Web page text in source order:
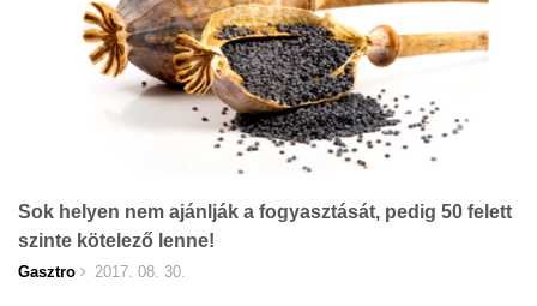
Sok helyen nem ajánlják a fogyasztását, pedig 50 felett
szinte kötelező lenne!
Gasztro 2017. 08. 30.